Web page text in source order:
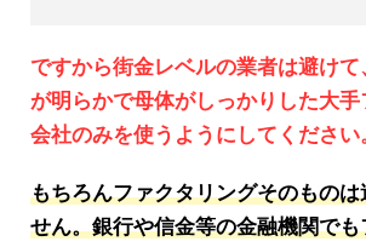
ですから街金レベルの業者は避け
が明らかで母体がしっかりした大
会社のみを使うようにしてください
もちろんファクタリングそのもの
せん。銀行や信金等の金融機関で